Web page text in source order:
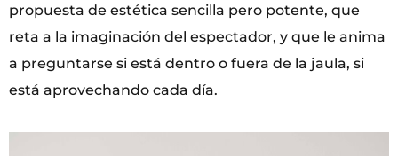
propuesta de estética sencilla pero potente, que
reta a la imaginación del espectador, y que le anima
a preguntarse si está dentro o fuera de la jaula, si
está aprovechando cada día.